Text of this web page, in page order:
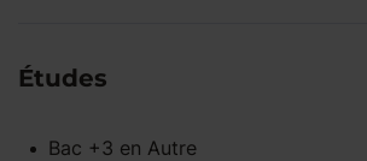
Études
Bac +3 en Autre